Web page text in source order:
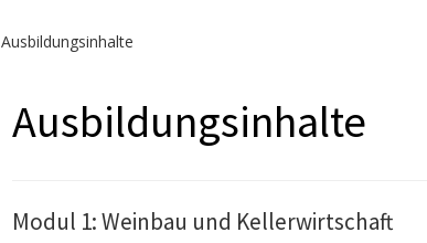
Ausbildungsinhalte
Ausbildungsinhalte
Modul 1: Weinbau und Kellerwirtschaft